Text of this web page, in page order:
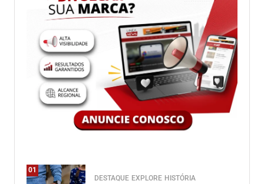
01
DESTAQUE EXPLORE HISTÓRIA